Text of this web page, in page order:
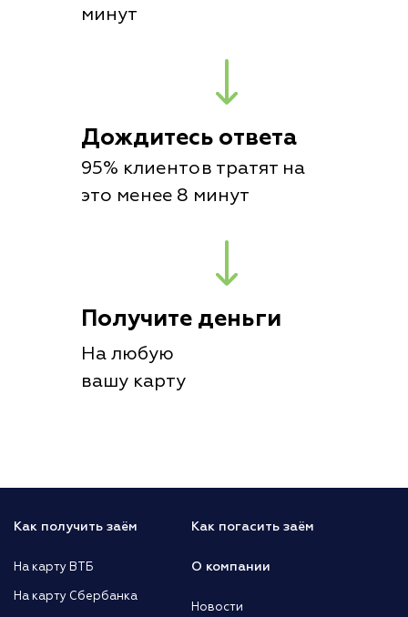
минут
Дождитесь ответа
95% клиентов тратят на
это менее 8 минут
Получите деньги
На любую
вашу карту
Как получить заём
На карту ВТБ
На карту Сбербанка
Как погасить заём
О компании
Новости